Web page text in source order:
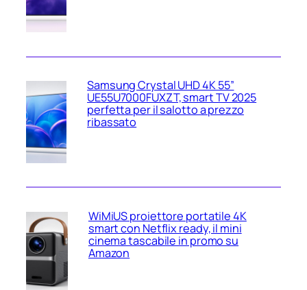
Samsung Crystal UHD 4K 55”
UE55U7000FUXZT, smart TV 2025
perfetta per il salotto a prezzo
ribassato
WiMiUS proiettore portatile 4K
smart con Netflix ready, il mini
cinema tascabile in promo su
Amazon